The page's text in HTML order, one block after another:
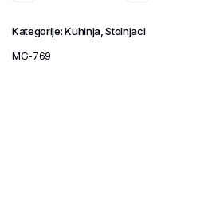
Kategorije:Kuhinja,Stolnjaci
MG-769